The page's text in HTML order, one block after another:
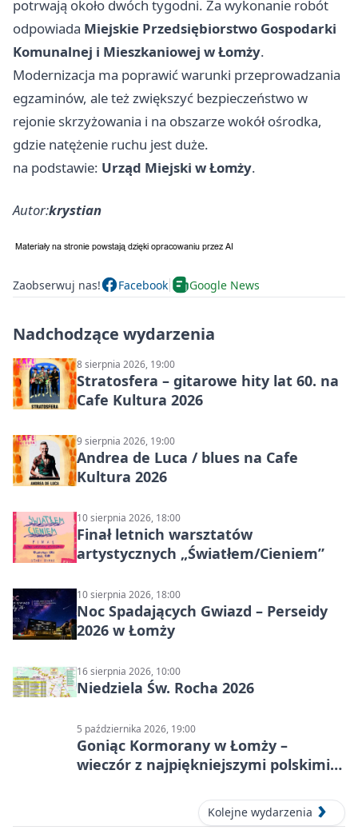
potrwają około dwóch tygodni. Za wykonanie robót
odpowiada Miejskie Przedsiębiorstwo Gospodarki
Komunalnej i Mieszkaniowej w Łomży.
Modernizacja ma poprawić warunki przeprowadzania
egzaminów, ale też zwiększyć bezpieczeństwo w
rejonie skrzyżowania i na obszarze wokół ośrodka,
gdzie natężenie ruchu jest duże.
na podstawie: Urząd Miejski w Łomży.
Autor:krystian
Zaobserwuj nas! Facebook Google News
Nadchodzące wydarzenia
8 sierpnia 2026, 19:00
Stratosfera – gitarowe hity lat 60. na
Cafe Kultura 2026
9 sierpnia 2026, 19:00
Andrea de Luca / blues na Cafe
Kultura 2026
10 sierpnia 2026, 18:00
Finał letnich warsztatów
artystycznych „Światłem/Cieniem”
10 sierpnia 2026, 18:00
Noc Spadających Gwiazd – Perseidy
2026 w Łomży
16 sierpnia 2026, 10:00
Niedziela Św. Rocha 2026
5 października 2026, 19:00
Goniąc Kormorany w Łomży –
wieczór z najpiękniejszymi polskimi
Kolejne wydarzenia